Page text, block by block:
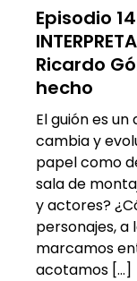
Episodio
Ricardo
hecho
El guión es
cambia y
papel como
sala de
y actores?
personajes, a
marcamos
acotamos […]